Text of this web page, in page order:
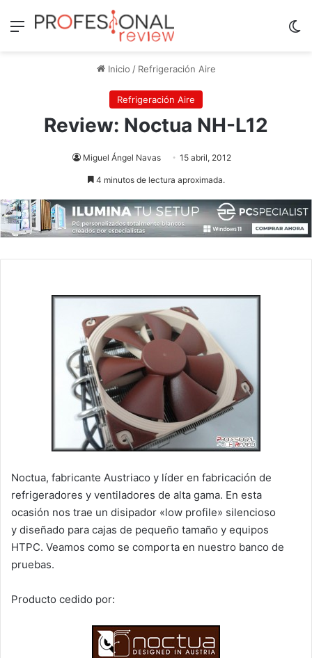
Menú
Inicio / Refrigeración Aire
Refrigeración Aire
Review: Noctua NH-L12
Miguel Ángel Navas 15 abril, 2012
4 minutos de lectura aproximada.
Noctua, fabricante Austriaco y líder en fabricación de
refrigeradores y ventiladores de alta gama. En esta
ocasión nos trae un disipador «low profile» silencioso
y diseñado para cajas de pequeño tamaño y equipos
HTPC. Veamos como se comporta en nuestro banco de
pruebas.
Producto cedido por: